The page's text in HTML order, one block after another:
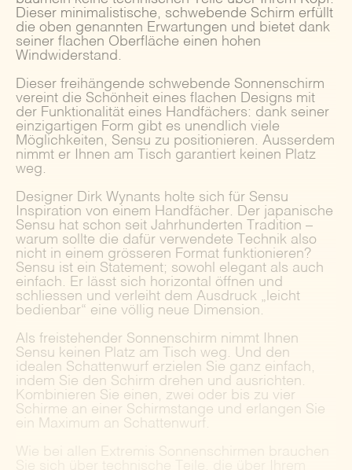
Dieser minimalistische, schwebende Schirm erfüllt
die oben genannten Erwartungen und bietet dank
seiner flachen Oberfläche einen hohen
Windwiderstand.
Dieser freihängende schwebende Sonnenschirm
vereint die Schönheit eines flachen Designs mit
der Funktionalität eines Handfächers: dank seiner
einzigartigen Form gibt es unendlich viele
Möglichkeiten, Sensu zu positionieren. Ausserdem
nimmt er Ihnen am Tisch garantiert keinen Platz
weg.
Designer Dirk Wynants holte sich für Sensu
Inspiration von einem Handfächer. Der japanische
Sensu hat schon seit Jahrhunderten Tradition –
warum sollte die dafür verwendete Technik also
nicht in einem grösseren Format funktionieren?
Sensu ist ein Statement; sowohl elegant als auch
einfach. Er lässt sich horizontal öffnen und
schliessen und verleiht dem Ausdruck „leicht
bedienbar“ eine völlig neue Dimension.
Als freistehender Sonnenschirm nimmt Ihnen
Sensu keinen Platz am Tisch weg. Und den
idealen Schattenwurf erzielen Sie ganz einfach,
indem Sie den Schirm drehen und ausrichten.
Kombinieren Sie einen, zwei oder bis zu vier
Schirme an einer Schirmstange und erlangen Sie
ein Maximum an Schattenwurf.
Wie bei allen Extremis Sonnenschirmen brauchen